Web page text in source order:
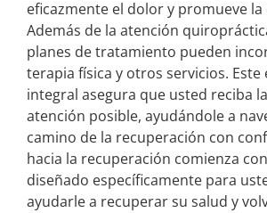
eficazmente el dolor y promueve la
Además de la atención
planes de tratamiento pueden
terapia física y otros servicios. Este
integral asegura que usted reciba
atención posible, ayudándole a
camino de la recuperación con
hacia la recuperación comienza
diseñado específicamente para
ayudarle a recuperar su salud y